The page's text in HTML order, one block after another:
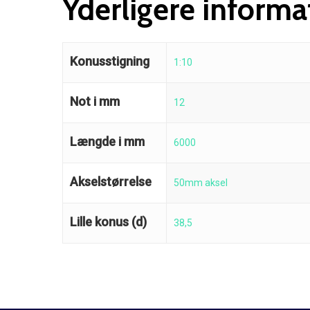
Yderligere
Konusstigning 1:10
Not i mm 12
Længde i mm 6000
Akselstørrelse 50mm aksel
Lille konus (d) 38,5